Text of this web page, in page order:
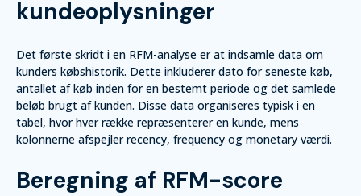
kundeoplysninger
Det første skridt i en RFM-analyse er at indsamle data om
kunders købshistorik. Dette inkluderer dato for seneste køb,
antallet af køb inden for en bestemt periode og det samlede
beløb brugt af kunden. Disse data organiseres typisk i en
tabel, hvor hver række repræsenterer en kunde, mens
kolonnerne afspejler recency, frequency og monetary værdi.
Beregning af RFM-score